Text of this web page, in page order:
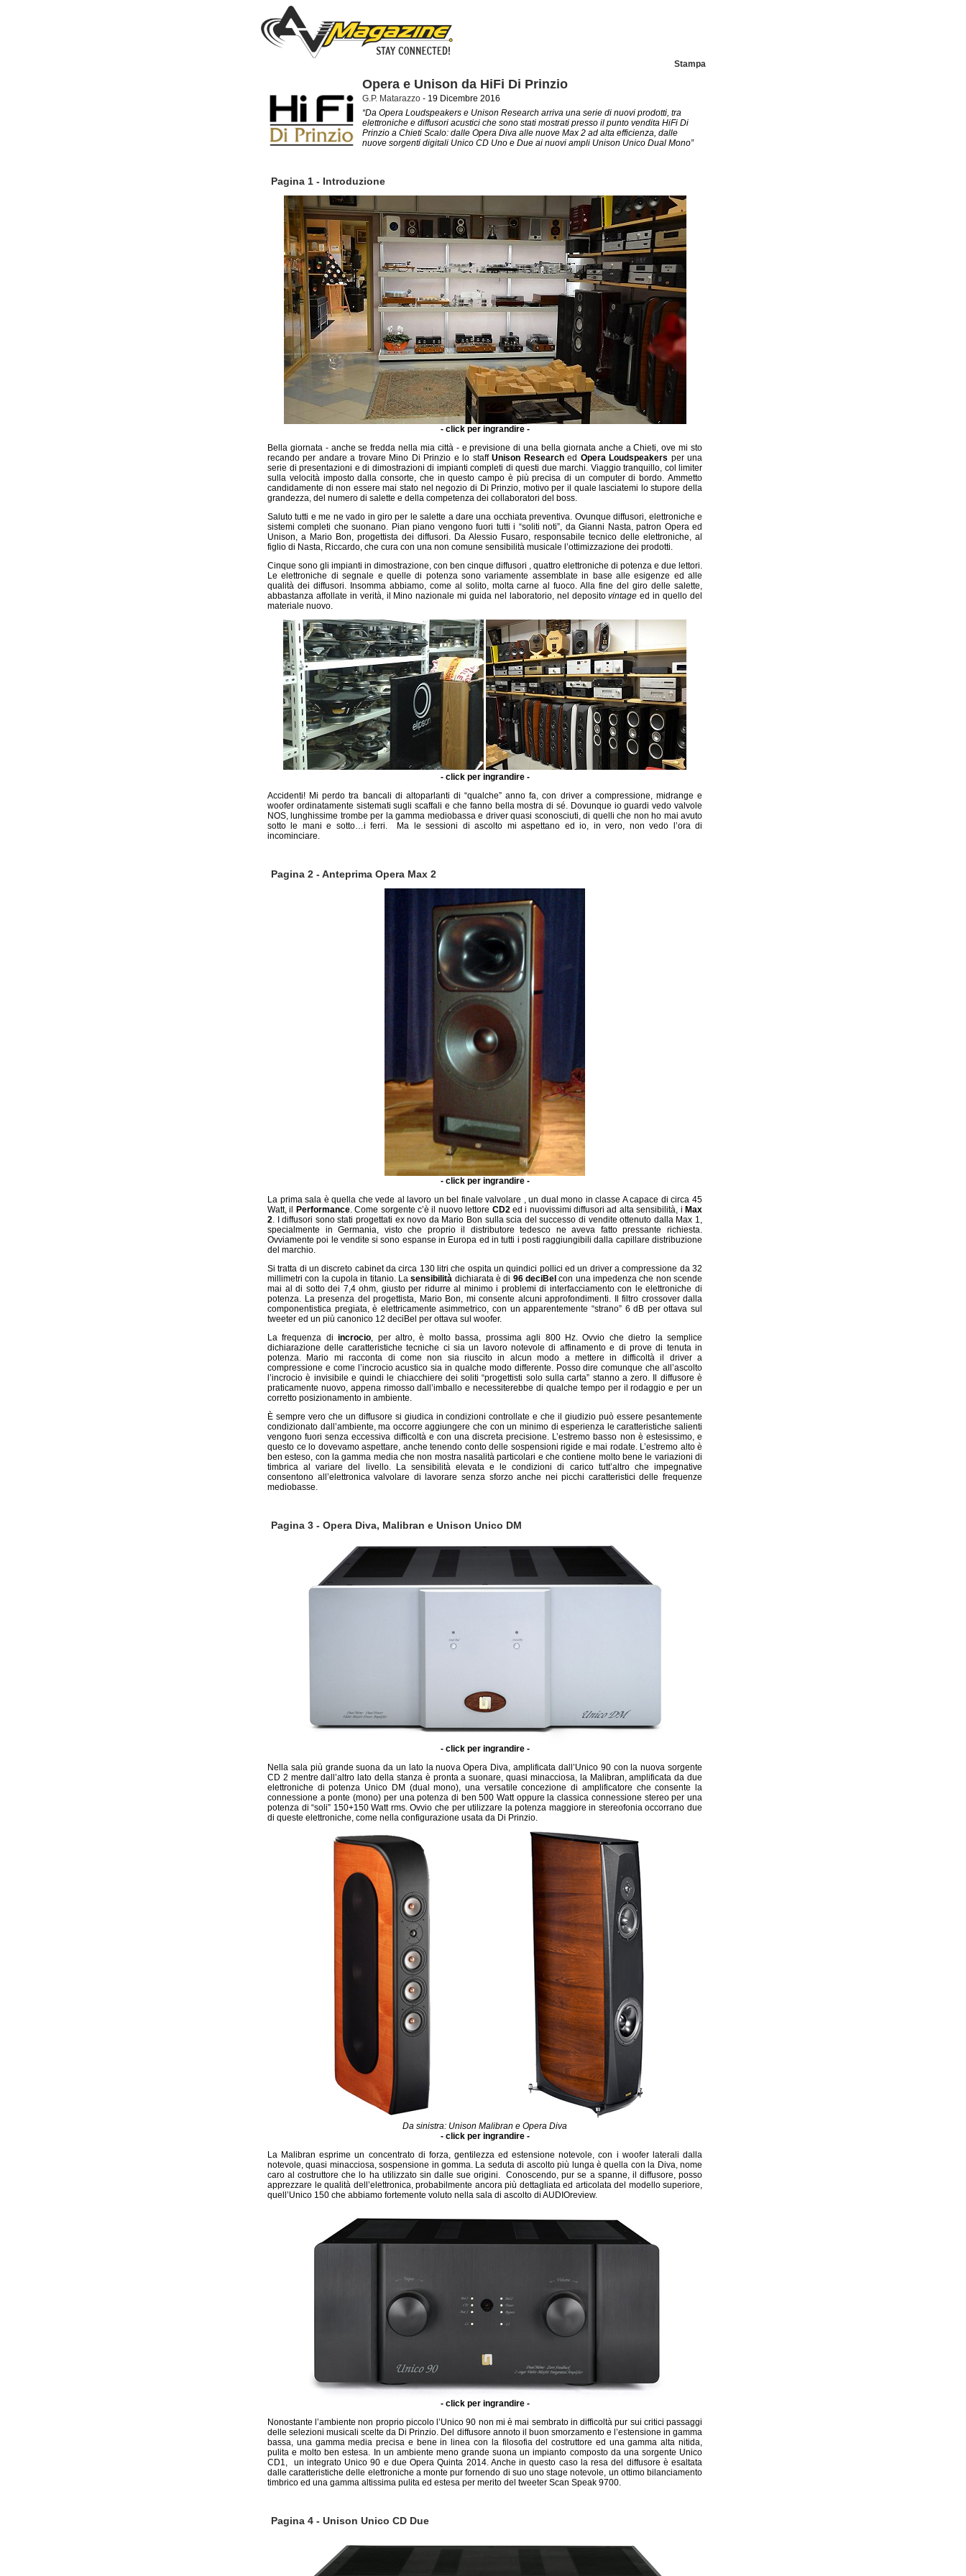
Stampa
Opera e Unison da HiFi Di Prinzio
G.P. Matarazzo - 19 Dicembre 2016
“Da Opera Loudspeakers e Unison Research arriva una serie di nuovi prodotti, tra
elettroniche e diffusori acustici che sono stati mostrati presso il punto vendita HiFi Di
Prinzio a Chieti Scalo: dalle Opera Diva alle nuove Max 2 ad alta efficienza, dalle
nuove sorgenti digitali Unico CD Uno e Due ai nuovi ampli Unison Unico Dual Mono”
Pagina 1 - Introduzione
- click per ingrandire -
Bella giornata - anche se fredda nella mia città - e previsione di una bella giornata anche a Chieti, ove mi sto
recando per andare a trovare Mino Di Prinzio e lo staffUnison Researched Opera Loudspeakers per una
serie di presentazioni e di dimostrazioni di impianti completi di questi due marchi. Viaggio tranquillo, col limiter
sulla velocità imposto dalla consorte, che in questo campo è più precisa di un computer di bordo. Ammetto
candidamente di non essere mai stato nel negozio di Di Prinzio, motivo per il quale lasciatemi lo stupore della
grandezza, del numero di salette e della competenza dei collaboratori del boss.
Saluto tutti e me ne vado in giro per le salette a dare una occhiata preventiva. Ovunque diffusori, elettroniche e
sistemi completi che suonano. Pian piano vengono fuori tutti i “soliti noti”, da Gianni Nasta, patron Opera ed
Unison, a Mario Bon, progettista dei diffusori. Da Alessio Fusaro, responsabile tecnico delle elettroniche, al
figlio di Nasta, Riccardo, che cura con una non comune sensibilità musicale l’ottimizzazione dei prodotti.
Cinque sono gli impianti in dimostrazione, con ben cinque diffusori , quattro elettroniche di potenza e due lettori.
Le elettroniche di segnale e quelle di potenza sono variamente assemblate in base alle esigenze ed alle
qualità dei diffusori. Insomma abbiamo, come al solito, molta carne al fuoco. Alla fine del giro delle salette,
abbastanza affollate in verità, il Mino nazionale mi guida nel laboratorio, nel depositovintage ed in quello del
materiale nuovo.
- click per ingrandire -
Accidenti! Mi perdo tra bancali di altoparlanti di “qualche” anno fa, con driver a compressione, midrange e
woofer ordinatamente sistemati sugli scaffali e che fanno bella mostra di sé. Dovunque io guardi vedo valvole
NOS, lunghissime trombe per la gamma mediobassa e driver quasi sconosciuti, di quelli che non ho mai avuto
sotto le mani e sotto…i ferri. Ma le sessioni di ascolto mi aspettano ed io, in vero, non vedo l’ora di
incominciare.
Pagina 2 - Anteprima Opera Max 2
- click per ingrandire -
La prima sala è quella che vede al lavoro un bel finale valvolare , un dual mono in classe A capace di circa 45
Watt, il
Performance. Come sorgente c’è il nuovo lettore CD2ed i nuovissimi diffusori ad alta sensibilità, i Max
2. I diffusori sono stati progettati ex novo da Mario Bon sulla scia del successo di vendite ottenuto dalla Max 1,
specialmente in Germania, visto che proprio il distributore tedesco ne aveva fatto pressante richiesta.
Ovviamente poi le vendite si sono espanse in Europa ed in tutti i posti raggiungibili dalla capillare distribuzione
del marchio.
Si tratta di un discreto cabinet da circa 130 litri che ospita un quindici pollici ed un driver a compressione da 32
millimetri con la cupola in titanio. Lasensibilità dichiarata è di 96 deciBel con una impedenza che non scende
mai al di sotto dei 7,4 ohm, giusto per ridurre al minimo i problemi di interfacciamento con le elettroniche di
potenza. La presenza del progettista, Mario Bon, mi consente alcuni approfondimenti. Il filtro crossover dalla
componentistica pregiata, è elettricamente asimmetrico, con un apparentemente “strano” 6 dB per ottava sul
tweeter ed un più canonico 12 deciBel per ottava sul woofer.
La frequenza diincrocio, per altro, è molto bassa, prossima agli 800 Hz. Ovvio che dietro la semplice
dichiarazione delle caratteristiche tecniche ci sia un lavoro notevole di affinamento e di prove di tenuta in
potenza. Mario mi racconta di come non sia riuscito in alcun modo a mettere in difficoltà il driver a
compressione e come l’incrocio acustico sia in qualche modo differente. Posso dire comunque che all’ascolto
l’incrocio è invisibile e quindi le chiacchiere dei soliti “progettisti solo sulla carta” stanno a zero. Il diffusore è
praticamente nuovo, appena rimosso dall’imballo e necessiterebbe di qualche tempo per il rodaggio e per un
corretto posizionamento in ambiente.
È sempre vero che un diffusore si giudica in condizioni controllate e che il giudizio può essere pesantemente
condizionato dall’ambiente, ma occorre aggiungere che con un minimo di esperienza le caratteristiche salienti
vengono fuori senza eccessiva difficoltà e con una discreta precisione. L’estremo basso non è estesissimo, e
questo ce lo dovevamo aspettare, anche tenendo conto delle sospensioni rigide e mai rodate. L’estremo alto è
ben esteso, con la gamma media che non mostra nasalità particolari e che contiene molto bene le variazioni di
timbrica al variare del livello. La sensibilità elevata e le condizioni di carico tutt’altro che impegnative
consentono all’elettronica valvolare di lavorare senza sforzo anche nei picchi caratteristici delle frequenze
mediobasse.
Pagina 3 - Opera Diva, Malibran e Unison Unico DM
- click per ingrandire -
Nella sala più grande suona da un lato la nuova Opera Diva, amplificata dall’Unico 90 con la nuova sorgente
CD 2 mentre dall’altro lato della stanza è pronta a suonare, quasi minacciosa, la Malibran, amplificata da due
elettroniche di potenza Unico DM (dual mono), una versatile concezione di amplificatore che consente la
connessione a ponte (mono) per una potenza di ben 500 Watt oppure la classica connessione stereo per una
potenza di “soli” 150+150 Watt rms. Ovvio che per utilizzare la potenza maggiore in stereofonia occorrano due
di queste elettroniche, come nella configurazione usata da Di Prinzio.
Da sinistra: Unison Malibran e Opera Diva
- click per ingrandire -
La Malibran esprime un concentrato di forza, gentilezza ed estensione notevole, con i woofer laterali dalla
notevole, quasi minacciosa, sospensione in gomma. La seduta di ascolto più lunga è quella con la Diva, nome
caro al costruttore che lo ha utilizzato sin dalle sue origini. Conoscendo, pur se a spanne, il diffusore, posso
apprezzare le qualità dell’elettronica, probabilmente ancora più dettagliata ed articolata del modello superiore,
quell’Unico 150 che abbiamo fortemente voluto nella sala di ascolto di AUDIOreview.
- click per ingrandire -
Nonostante l’ambiente non proprio piccolo l’Unico 90 non mi è mai sembrato in difficoltà pur sui critici passaggi
delle selezioni musicali scelte da Di Prinzio. Del diffusore annoto il buon smorzamento e l’estensione in gamma
bassa, una gamma media precisa e bene in linea con la filosofia del costruttore ed una gamma alta nitida,
pulita e molto ben estesa. In un ambiente meno grande suona un impianto composto da una sorgente Unico
CD1, un integrato Unico 90 e due Opera Quinta 2014. Anche in questo caso la resa del diffusore è esaltata
dalle caratteristiche delle elettroniche a monte pur fornendo di suo uno stage notevole, un ottimo bilanciamento
timbrico ed una gamma altissima pulita ed estesa per merito del tweeter Scan Speak 9700.
Pagina 4 - Unison Unico CD Due